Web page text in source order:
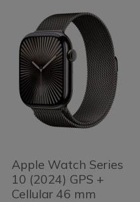
Apple Watch Series
10 (2024) GPS +
Cellular 46 mm